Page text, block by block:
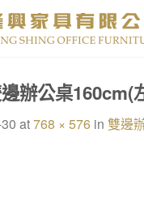
辦公桌160cm(
at768 × 576 in 雙邊